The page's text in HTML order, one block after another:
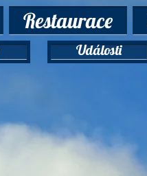
Restaurace
Události